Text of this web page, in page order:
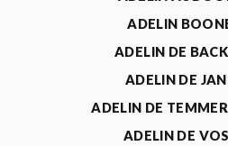
ADELIN
ADELIN DE
ADELIN DE
ADELIN DE
ADELIN DE